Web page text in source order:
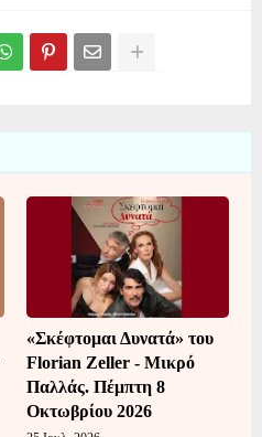
«Σκέφτομαι Δυνατά» του
Florian Zeller - Μικρό
Παλλάς. Πέμπτη 8
Οκτωβρίου 2026